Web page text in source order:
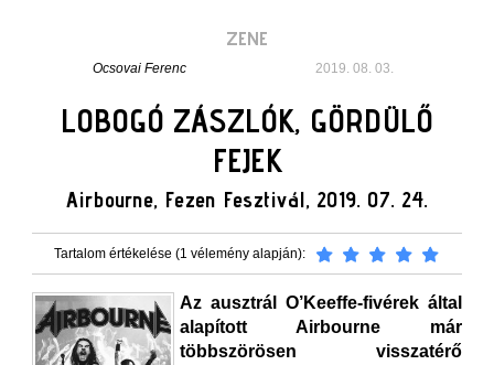
ZENE
Ocsovai Ferenc 2019. 08. 03.
LOBOGÓ ZÁSZLÓK, GÖRDÜLŐ
FEJEK
Airbourne, Fezen Fesztivál, 2019. 07. 24.
Tartalom értékelése (1 vélemény alapján):
Az ausztrál O’Keeffe-fivérek által
alapított Airbourne már
többszörösen visszatérő